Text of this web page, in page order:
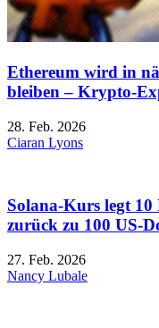
Ethereum wird in
bleiben – Krypto-
28. Feb. 2026
Ciaran Lyons
Solana-Kurs legt 10
zurück zu 100 US-
27. Feb. 2026
Nancy Lubale